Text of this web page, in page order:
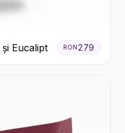
Eucalipt RON279